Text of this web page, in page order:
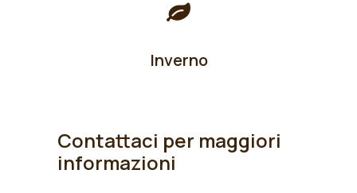
Inverno
Contattaci per maggiori
informazioni